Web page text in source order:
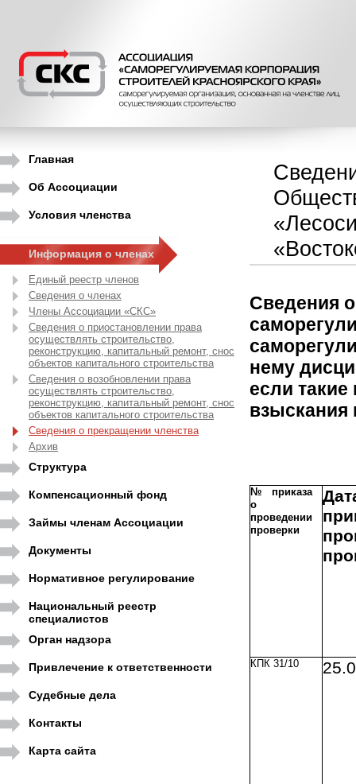
Главная
Об Ассоциации
Условия членства
Информация о членах
Единый реестр членов
Сведения о членах
Члены Ассоциации «СКС»
Сведения о приостановлении права
осуществлять строительство,
реконструкцию, капитальный ремонт, снос
объектов капитального строительства
Сведения о возобновлении права
осуществлять строительство,
реконструкцию, капитальный ремонт, снос
объектов капитального строительства
Сведения о прекращении членства
Архив
Структура
Компенсационный фонд
Займы членам Ассоциации
Документы
Нормативное регулирование
Национальный реестр
специалистов
Орган надзора
Привлечение к ответственности
Судебные дела
Контакты
Карта сайта
Сведения
нему
если
взыскания
№ приказа
о
проведении
проверки
КПК 31/10